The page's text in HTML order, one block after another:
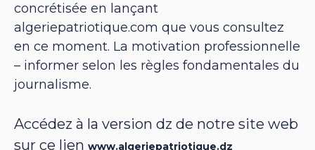
concrétisée en lançant
algeriepatriotique.com que vous consultez
en ce moment. La motivation professionnelle
– informer selon les règles fondamentales du
journalisme.
Accédez à la version dz de notre site web
sur ce lien www.algeriepatriotique.dz